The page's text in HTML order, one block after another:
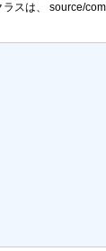
スは、 source/